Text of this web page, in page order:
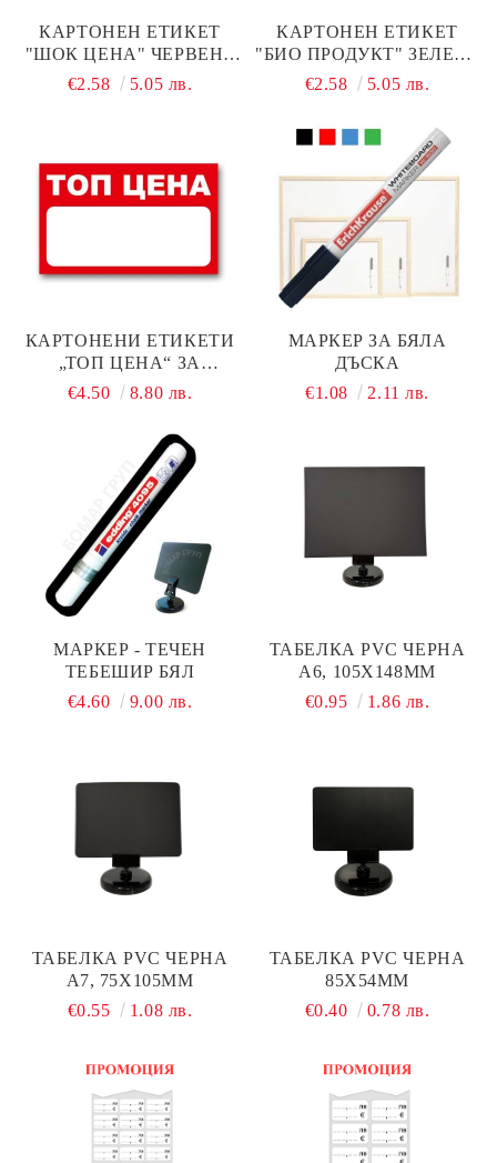
КАРТОНЕН ЕТИКЕТ
"ШОК ЦЕНА" ЧЕРВЕН -
10 БР.
€2.58 5.05 лв.
КАРТОНЕН ЕТИКЕТ
"БИО ПРОДУКТ" ЗЕЛЕН -
10 БР.
€2.58 5.05 лв.
КАРТОНЕНИ ЕТИКЕТИ
„ТОП ЦЕНА“ ЗА
ПРОМОЦИИ – 90Х55 ММ,
€4.50 8.80 лв.
МАРКЕР ЗА БЯЛА
ДЪСКА
€1.08
2.11 лв.
МАРКЕР - ТЕЧЕН
ТЕБЕШИР БЯЛ
€4.60
9.00 лв.
ТАБЕЛКА PVC ЧЕРНА
А6, 105Х148ММ
€0.95
1.86 лв.
ТАБЕЛКА PVC ЧЕРНА
А7, 75Х105ММ
€0.55
1.08 лв.
ТАБЕЛКА PVC ЧЕРНА
85Х54ММ
€0.40
0.78 лв.